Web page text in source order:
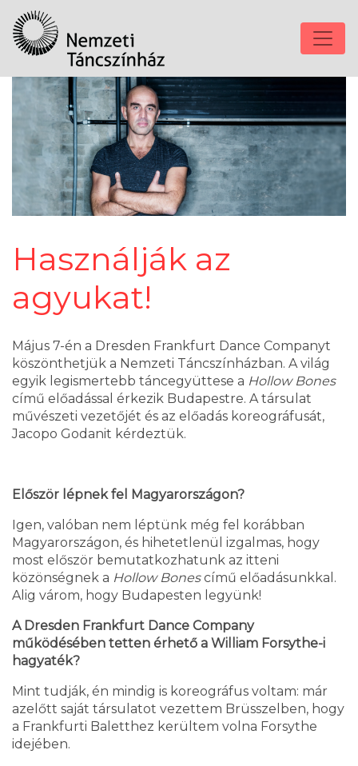
Használják az
agyukat!
Május 7-én a Dresden Frankfurt Dance Companyt
köszönthetjük a Nemzeti Táncszínházban. A világ
egyik legismertebb táncegyüttese a Hollow Bones
című előadással érkezik Budapestre. A társulat
művészeti vezetőjét és az előadás koreográfusát,
Jacopo Godanit kérdeztük.
Először lépnek fel Magyar­országon?
Igen, valóban nem léptünk még fel korábban
Magyarországon, és hihetetlenül izgalmas, hogy
most először bemutatkozhatunk az itteni
közönségnek a Hollow Bonescímű előadásunkkal.
Alig várom, hogy Budapesten legyünk!
A Dresden Frankfurt Dance Company
működésében tetten érhető a William Forsythe-i
hagyaték?
Mint tudják, én mindig is koreográfus voltam: már
azelőtt saját társulatot vezettem Brüsszelben, hogy
a Frankfurti Baletthez kerültem volna Forsythe
idejében.